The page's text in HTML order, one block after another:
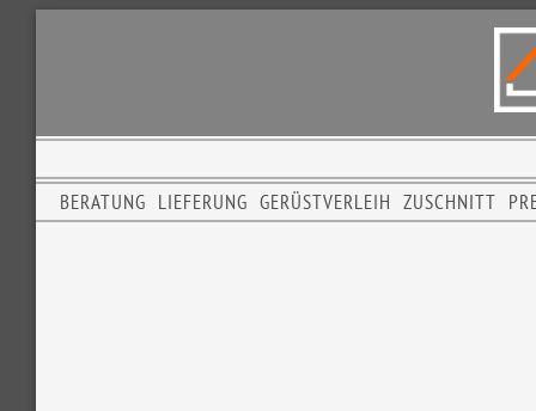
ZUSCHNITT
GERÜSTVERLEIH
LIEFERUNG
BERATUNG